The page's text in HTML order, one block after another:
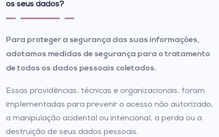
os seus dados?
Para proteger a segurança das suas informações,
adotamos medidas de segurança para o tratamento
de todos os dados pessoais coletados.
Essas providências, técnicas e organizacionais, foram
implementadas para prevenir o acesso não autorizado,
a manipulação acidental ou intencional, a perda ou a
destruição de seus dados pessoais.